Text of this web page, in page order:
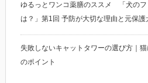
ゆるっとワンコ薬膳のススメ 「犬のフ
は？」第1回 予防が大切な理由と元保護
失敗しないキャットタワーの選び方｜
のポイント